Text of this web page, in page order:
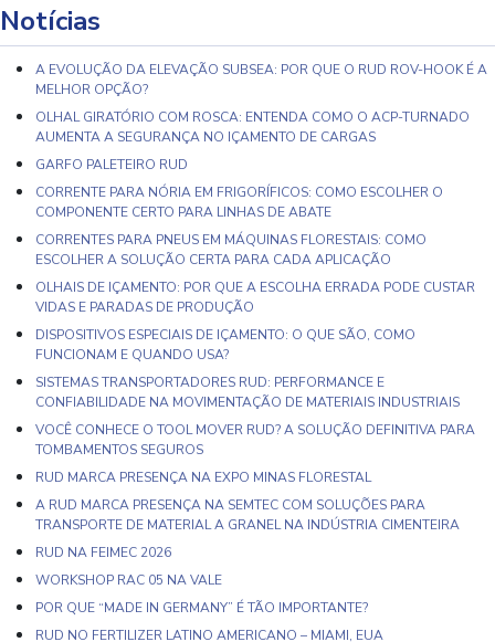
Notícias
A EVOLUÇÃO DA ELEVAÇÃO SUBSEA: POR QUE O RUD ROV-HOOK É A
MELHOR OPÇÃO?
OLHAL GIRATÓRIO COM ROSCA: ENTENDA COMO O ACP-TURNADO
AUMENTA A SEGURANÇA NO IÇAMENTO DE CARGAS
GARFO PALETEIRO RUD
CORRENTE PARA NÓRIA EM FRIGORÍFICOS: COMO ESCOLHER O
COMPONENTE CERTO PARA LINHAS DE ABATE
CORRENTES PARA PNEUS EM MÁQUINAS FLORESTAIS: COMO
ESCOLHER A SOLUÇÃO CERTA PARA CADA APLICAÇÃO
OLHAIS DE IÇAMENTO: POR QUE A ESCOLHA ERRADA PODE CUSTAR
VIDAS E PARADAS DE PRODUÇÃO
DISPOSITIVOS ESPECIAIS DE IÇAMENTO: O QUE SÃO, COMO
FUNCIONAM E QUANDO USA?
SISTEMAS TRANSPORTADORES RUD: PERFORMANCE E
CONFIABILIDADE NA MOVIMENTAÇÃO DE MATERIAIS INDUSTRIAIS
VOCÊ CONHECE O TOOL MOVER RUD? A SOLUÇÃO DEFINITIVA PARA
TOMBAMENTOS SEGUROS
RUD MARCA PRESENÇA NA EXPO MINAS FLORESTAL
A RUD MARCA PRESENÇA NA SEMTEC COM SOLUÇÕES PARA
TRANSPORTE DE MATERIAL A GRANEL NA INDÚSTRIA CIMENTEIRA
RUD NA FEIMEC 2026
WORKSHOP RAC 05 NA VALE
POR QUE “MADE IN GERMANY” É TÃO IMPORTANTE?
RUD NO FERTILIZER LATINO AMERICANO – MIAMI, EUA